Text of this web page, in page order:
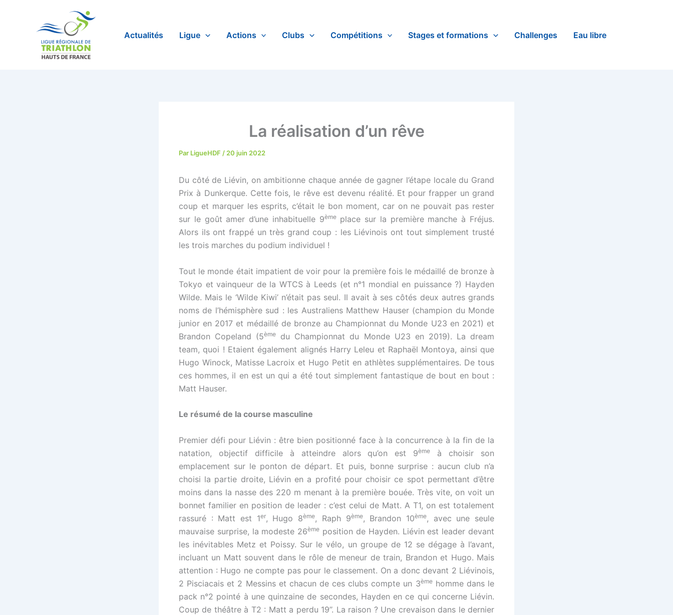
Actualités Ligue Actions Clubs Compétitions Stages et formations Challenges Eau libre
La réalisation d’un rêve
Par LigueHDF / 20 juin 2022
Du côté de Liévin, on ambitionne chaque année de gagner l’étape locale du Grand
Prix à Dunkerque. Cette fois, le rêve est devenu réalité. Et pour frapper un grand
coup et marquer les esprits, c’était le bon moment, car on ne pouvait pas rester
sur le goût amer d’une inhabituelle 9èmeplace sur la première manche à Fréjus.
Alors ils ont frappé un très grand coup : les Liévinois ont tout simplement trusté
les trois marches du podium individuel !
Tout le monde était impatient de voir pour la première fois le médaillé de bronze à
Tokyo et vainqueur de la WTCS à Leeds (et n°1 mondial en puissance ?) Hayden
Wilde. Mais le ‘Wilde Kiwi’ n’était pas seul. Il avait à ses côtés deux autres grands
noms de l’hémisphère sud : les Australiens Matthew Hauser (champion du Monde
junior en 2017 et médaillé de bronze au Championnat du Monde U23 en 2021) et
Brandon Copeland (5ème
du Championnat du Monde U23 en 2019). La dream
team, quoi ! Etaient également alignés Harry Leleu et Raphaël Montoya, ainsi que
Hugo Winock, Matisse Lacroix et Hugo Petit en athlètes supplémentaires. De tous
ces hommes, il en est un qui a été tout simplement fantastique de bout en bout :
Matt Hauser.
Le résumé de la course masculine
Premier défi pour Liévin : être bien positionné face à la concurrence à la fin de la
natation, objectif difficile à atteindre alors qu’on est 9ème
à choisir son
emplacement sur le ponton de départ. Et puis, bonne surprise : aucun club n’a
choisi la partie droite, Liévin en a profité pour choisir ce spot permettant d’être
moins dans la nasse des 220 m menant à la première bouée. Très vite, on voit un
bonnet familier en position de leader : c’est celui de Matt. A T1, on est totalement
rassuré : Matt est 1er, Hugo 8ème, Raph 9ème, Brandon 10ème, avec une seule
mauvaise surprise, la modeste 26ème position de Hayden. Liévin est leader devant
les inévitables Metz et Poissy. Sur le vélo, un groupe de 12 se dégage à l’avant,
incluant un Matt souvent dans le rôle de meneur de train, Brandon et Hugo. Mais
attention : Hugo ne compte pas pour le classement. On a donc devant 2 Liévinois,
2 Pisciacais et 2 Messins et chacun de ces clubs compte un 3èmehomme dans le
pack n°2 pointé à une quinzaine de secondes, Hayden en ce qui concerne Liévin.
Coup de théâtre à T2 : Matt a perdu 19’’. La raison ? Une crevaison dans le dernier